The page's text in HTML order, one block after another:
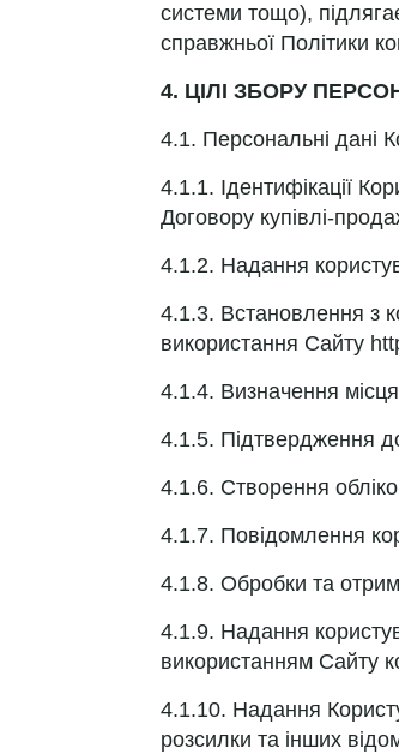
системи тощо),
справжньої Політики
4. ЦІЛІ ЗБОРУ
4.1. Персональні дані
4.1.1. Ідентифікації
Договору купівлі-
4.1.2. Надання
4.1.3. Встановлення з
використання Сайту
4.1.4. Визначення
4.1.5. Підтвердження
4.1.6. Створення
4.1.7. Повідомлення
4.1.8. Обробки та
4.1.9. Надання
використанням Сайту
4.1.10. Надання
розсилки та інших